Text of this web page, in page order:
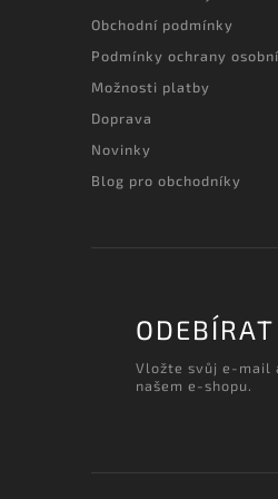
Obchodní podmínky
Podmínky ochrany
Možnosti platby
Doprava
Novinky
Blog pro obchodníky
Vložte svůj e-mail
našem e-shopu.